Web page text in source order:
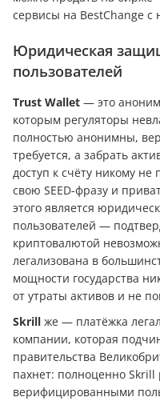
сервисы на BestChange с
Юридическая
пользователей
Trust Wallet — это
которым регуляторы
полностью анонимны,
требуется, а забрать
доступ к счёту никому
свою SEED-фразу и
этого является
пользователей —
криптовалютой
легализована в
мощности государства
от утраты активов и не
Skrill же — платёжка
компании, которая
правительства
пахнет: полноценно Skrill
верифицированными